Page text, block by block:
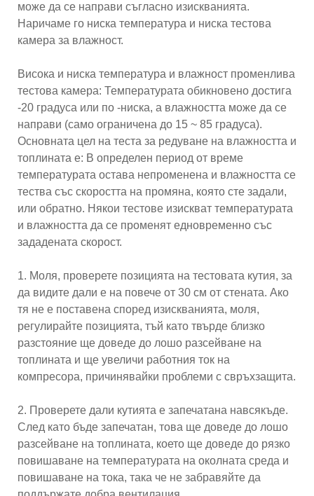
може да се направи съгласно изискванията.
Наричаме го ниска температура и ниска тестова
камера за влажност.
Висока и ниска температура и влажност променлива
тестова камера: Температурата обикновено достига
-20 градуса или по -ниска, а влажността може да се
направи (само ограничена до 15 ~ 85 градуса).
Основната цел на теста за редуване на влажността и
топлината е: В определен период от време
температурата остава непроменена и влажността се
тества със скоростта на промяна, която сте задали,
или обратно. Някои тестове изискват температурата
и влажността да се променят едновременно със
зададената скорост.
1. Моля, проверете позицията на тестовата кутия, за
да видите дали е на повече от 30 см от стената. Ако
тя не е поставена според изискванията, моля,
регулирайте позицията, тъй като твърде близко
разстояние ще доведе до лошо разсейване на
топлината и ще увеличи работния ток на
компресора, причинявайки проблеми с свръхзащита.
2. Проверете дали кутията е запечатана навсякъде.
След като бъде запечатан, това ще доведе до лошо
разсейване на топлината, което ще доведе до рязко
повишаване на температурата на околната среда и
повишаване на тока, така че не забравяйте да